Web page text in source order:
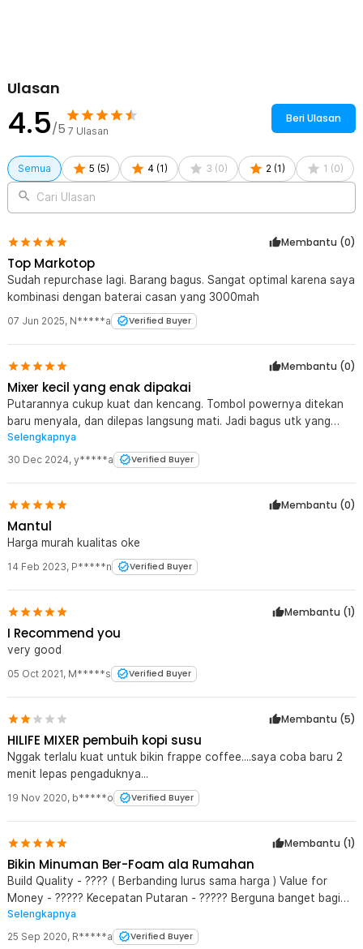
Ulasan
4.5/5 7 Ulasan
Beri Ulasan
Semua 5 (5) 4 (1 ) 3 (0) 2 (1 ) 1 (0)
Cari Ulasan
Membantu (0)
Top Markotop
Sudah repurchase lagi. Barang bagus. Sangat optimal karena saya
kombinasi dengan baterai casan yang 3000mah
07 Jun 2025, N*****a Verified Buyer
Membantu (0)
Mixer kecil yang enak dipakai
Putarannya cukup kuat dan kencang. Tombol powernya ditekan
baru menyala, dan dilepas langsung mati. Jadi bagus utk yang
ingin kontrol instan. Posisi tombolnya juga nyaman. Jadi mudah
utk membuat susu berbusa.
Selengkapnya
30 Dec 2024, y*****a Verified Buyer
Membantu (0)
Mantul
Harga murah kualitas oke
14 Feb 2023, P*****n Verified Buyer
Membantu (1)
I Recommend you
very good
05 Oct 2021, M*****s Verified Buyer
Membantu (5)
HILIFE MIXER pembuih kopi susu
Nggak terlalu kuat untuk bikin frappe coffee....saya coba baru 2
menit lepas pengaduknya...
19 Nov 2020, b*****o Verified Buyer
Membantu (1)
Bikin Minuman Ber-Foam ala Rumahan
Build Quality - ???? ( Berbanding lurus sama harga ) Value for
Money - ????? Kecepatan Putaran - ????? Berguna banget bagi
yang pengen bikin kopi / teh yang ada foamnya ala-ala rumahan.
Bagi yang beli produk ini jangan lupa siapin battery AA nya 2 pcs.
Selengkapnya
25 Sep 2020, R*****a Verified Buyer